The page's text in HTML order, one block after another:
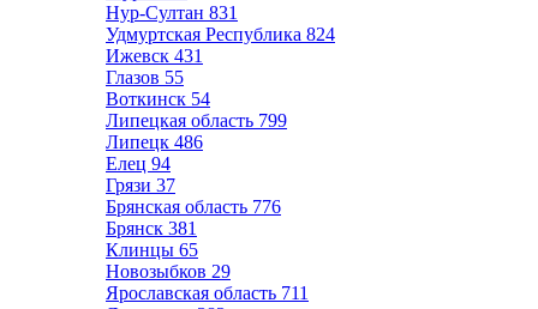
Нур-Султан 831
Удмуртская Республика 824
Ижевск 431
Глазов 55
Воткинск 54
Липецкая область 799
Липецк 486
Елец 94
Грязи 37
Брянская область 776
Брянск 381
Клинцы 65
Новозыбков 29
Ярославская область 711